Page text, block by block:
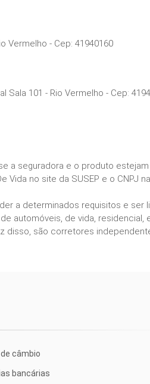
Vermelho - Cep: 41940160
Sala 101 - Rio Vermelho - Cep:
a seguradora e o produto
Vida no site da SUSEP e o CNPJ
a determinados requisitos e ser
automóveis, de vida,
disso, são corretores
câmbio
bancárias